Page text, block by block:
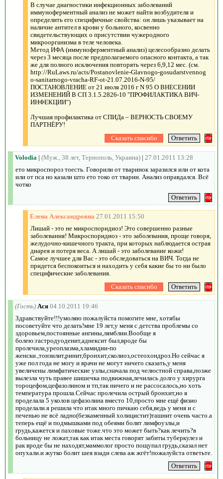
В случае диагностики инфекционных заболеваний
иммуноферментный анализ не может найти возбудителя и
определить его специфичные свойства: он лишь указывает на
наличие антител в крови у больного, косвенно
свидетельствующих о присутствии чужеродного
микроорганизма в теле человека.
Метод ИФА (иммуноферментный анализ) целесообразно делать
через 3 месяца после предполагаемого опасного контакта, а так
же для полного исключения повторять через 6,9,12 мес. (см.
http://RuLaws.ru/acts/Postanovlenie-Glavnogo-gosudarstvennog
o-sanitarnogo-vracha-RF-ot-21.07.2016-N-95/
ПОСТАНОВЛЕНИЕ от 21 июля 2016 г N 95 О ВНЕСЕНИИ
ИЗМЕНЕНИЙ В СП 3.1.5.2826-10 "ПРОФИЛАКТИКА ВИЧ-
ИНФЕКЦИИ")
Лучшая профилактика от СПИДа – ВЕРНОСТЬ СВОЕМУ
ПАРТНЁРУ!
Volodia | (Муж., 38 лет, Тернополь, Украина) | 27.01.2011 13:28
ето микроспороз тоесть. Говорили от тваринок заразился или от кота
или от пса но казали што ето токо от тварин. Анализ оправдался. Всё
чотко
Елена Александровна 27.01.2011 15:50
Лишай - это не микроспоридиоз! Это совершенно разные
заболевания! Микроспоридиоз - это заболевания, проще говоря,
желудочно-кишечного тракта, при которых наблюдается острая
диарея и потеря веса. А лишай - это заболевание кожи!
Самое лучшее для Вас - это обследоваться на ВИЧ. Тогда не
придется беспокоиться и находить у себя какие бы то ни было
специфические заболевания.
(Гость) Ася 04.10.2011 19:46
Здравствуйте!!!умоляю пожалуйста помогите мне, хотябы
посоветуйте что делать!мне 19 лет,у меня с детства проблемы со
здоровьем,постоянные ангины,лямблии.Вообще я
болею:гастродуоденит,аднексит был,вроде бы
пролечила,уреоплазма,хламидии-по
женски.,тонзилит,ринит,бронхит,сколиоз,остеохондроз.Но сейчас я
уже пол года не могу и врачи не могут ничего сказать,у меня
увеличены лимфатические узлы,сначала под челюстной справа,позже
вылезла чуть правее шишечка подвижная,лечилась долго у хирурга
тороцефом,цефазолином и тп,так ничего и не рассосалось,но хоть
температура прошла.Сейчас пролечила острый бронхит,но я
проделала 5 уколов цефазолина вместо 10,просто мне ещё физио
проделали.я решила что итак много пичкаю себя,ведь у меня и с
печенью не всё ладно(безкаменный холицистит)ташнит очень часто.а
теперь ещё и подмышками под обеями болят лимфоузлы,и
грудь,кажется и паховые тоже.что это может быть?как лечить?в
больницу не ложат,так как итак места говорят забиты.туберкулез и
рак вроде бы не находят,маммолог просто пощупал грудь,сказал нет
опухали.и жутко болит шея взади слева аж жгёт!пожалуйста ответьте.